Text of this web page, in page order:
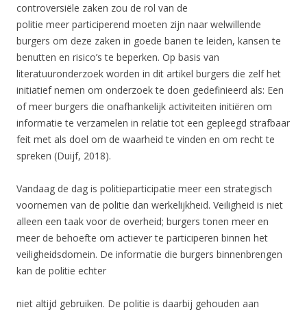
controversiële zaken zou de rol van de
politie meer participerend moeten zijn naar welwillende
burgers om deze zaken in goede banen te leiden, kansen te
benutten en risico’s te beperken. Op basis van
literatuuronderzoek worden in dit artikel burgers die zelf het
initiatief nemen om onderzoek te doen gedefinieerd als: Een
of meer burgers die onafhankelijk activiteiten initiëren om
informatie te verzamelen in relatie tot een gepleegd strafbaar
feit met als doel om de waarheid te vinden en om recht te
spreken (Duijf, 2018).
Vandaag de dag is politieparticipatie meer een strategisch
voornemen van de politie dan werkelijkheid. Veiligheid is niet
alleen een taak voor de overheid; burgers tonen meer en
meer de behoefte om actiever te participeren binnen het
veiligheidsdomein. De informatie die burgers binnenbrengen
kan de politie echter
niet altijd gebruiken. De politie is daarbij gehouden aan